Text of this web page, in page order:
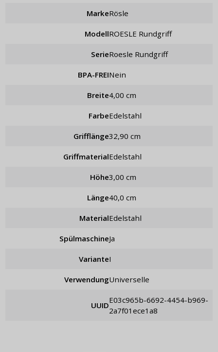
Marke Rösle
Modell ROESLE Rundgriff
Serie Roesle Rundgriff
BPA-FREI Nein
Breite 4,00 cm
Farbe Edelstahl
Grifflänge 32,90 cm
Griffmaterial Edelstahl
Höhe 3,00 cm
Länge 40,0 cm
Material Edelstahl
Spülmaschine Ja
VarianteI
Verwendung universelle
UUID
e03c965b-6692-4454-b969-
2a7f01ece1a8